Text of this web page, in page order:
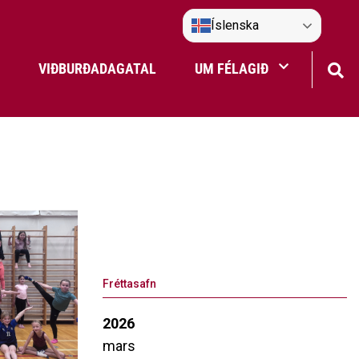
VIÐBURÐADAGATAL UM FÉLAGIÐ
Íslenska
Fréttasafn
2026
mars